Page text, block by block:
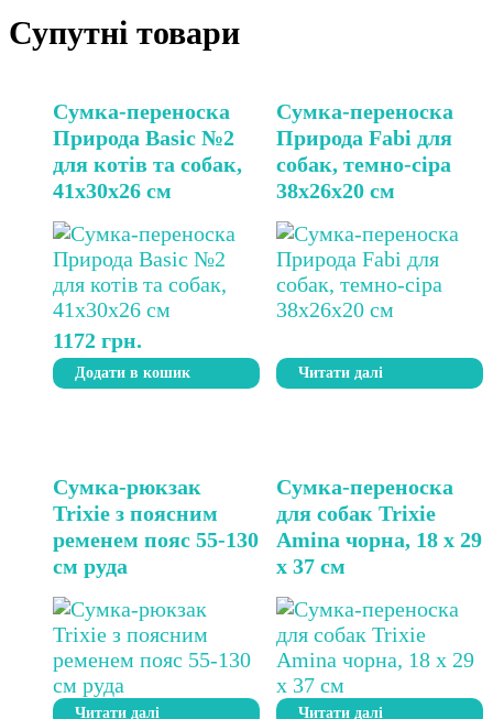
Супутні товари
Сумка-переноска
Природа Basic №2
для котів та собак,
41х30х26 см
1172 грн.
Додати в кошик
Сумка-переноска
Природа Fabi для
собак, темно-сіра
38х26х20 см
Читати далі
Сумка-рюкзак
Trixie з поясним
ременем пояс 55-130
см руда
Читати далі
Сумка-переноска
для собак Trixie
Amina чорна, 18 х 29
х 37 см
Читати далі